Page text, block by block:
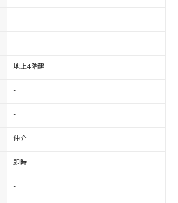
-
-
地上4階建
-
-
仲介
即時
-